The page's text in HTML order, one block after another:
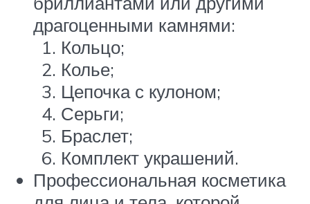
драгоценными камнями:
Кольцо;
Колье;
Цепочка с кулоном;
Серьги;
Браслет;
Комплект украшений.
Профессиональная косметика